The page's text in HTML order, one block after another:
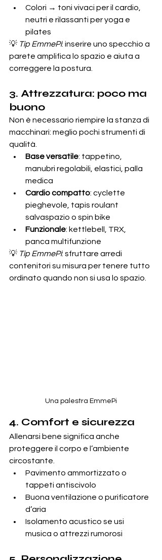
Colori → toni vivaci per il cardio,
neutri e rilassanti per yoga e
pilates
💡 Tip EmmePi: inserire uno specchio a
parete amplifica lo spazio e aiuta a
correggere la postura.
3. Attrezzatura: poco ma
buono
Non è necessario riempire la stanza di
macchinari: meglio pochi strumenti di
qualità.
Base versatile: tappetino,
manubri regolabili, elastici, palla
medica
Cardio compatto: cyclette
pieghevole, tapis roulant
salvaspazio o spin bike
Funzionale: kettlebell, TRX,
panca multifunzione
💡 Tip EmmePi: sfruttare arredi
contenitori su misura per tenere tutto
ordinato quando non si usa lo spazio.
Una palestra EmmePi
4. Comfort e sicurezza
Allenarsi bene significa anche
proteggere il corpo e l’ambiente
circostante.
Pavimento ammortizzato o
tappeti antiscivolo
Buona ventilazione o purificatore
d’aria
Isolamento acustico se usi
musica o attrezzi rumorosi